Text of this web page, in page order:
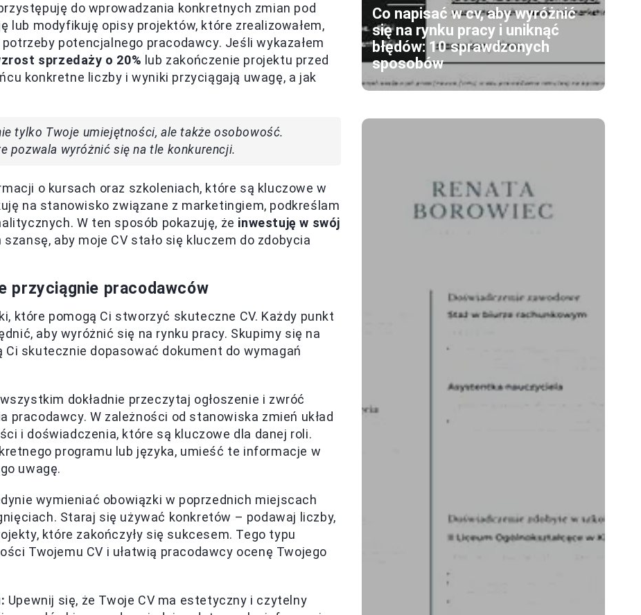
do wprowadzania konkretnych zmian pod
lub modyfikuję opisy projektów, które zrealizowałem,
potencjalnego pracodawcy. Jeśli wykazałem
sprzedaży o 20% lub zakończenie projektu przed
konkretne liczby i wyniki przyciągają uwagę, a jak
tylko Twoje umiejętności, ale także osobowość.
pozwala wyróżnić się na tle konkurencji.
o kursach oraz szkoleniach, które są kluczowe w
na stanowisko związane z marketingiem, podkreślam
W ten sposób pokazuję, że inwestuję w swój
aby moje CV stało się kluczem do zdobycia
przyciągnie pracodawców
które pomogą Ci stworzyć skuteczne CV. Każdy punkt
aby wyróżnić się na rynku pracy. Skupimy się na
skutecznie dopasować dokument do wymagań
dokładnie przeczytaj ogłoszenie i zwróć
pracodawcy. W zależności od stanowiska zmień układ
i doświadczenia, które są kluczowe dla danej roli.
programu lub języka, umieść te informacje w
uwagę.
wymieniać obowiązki w poprzednich miejscach
Staraj się używać konkretów – podawaj liczby,
które zakończyły się sukcesem. Tego typu
Twojemu CV i ułatwią pracodawcy ocenę Twojego
Upewnij się, że Twoje CV ma estetyczny i czytelny
Co napisać w cv, aby wyróżnić
się na rynku pracy i uniknąć
błędów: 10 sprawdzonych
sposobów